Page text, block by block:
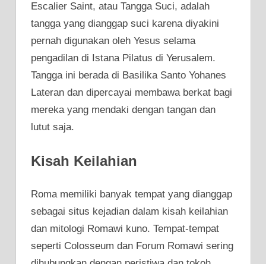
Escalier Saint, atau Tangga Suci, adalah
tangga yang dianggap suci karena diyakini
pernah digunakan oleh Yesus selama
pengadilan di Istana Pilatus di Yerusalem.
Tangga ini berada di Basilika Santo Yohanes
Lateran dan dipercayai membawa berkat bagi
mereka yang mendaki dengan tangan dan
lutut saja.
Kisah Keilahian
Roma memiliki banyak tempat yang dianggap
sebagai situs kejadian dalam kisah keilahian
dan mitologi Romawi kuno. Tempat-tempat
seperti Colosseum dan Forum Romawi sering